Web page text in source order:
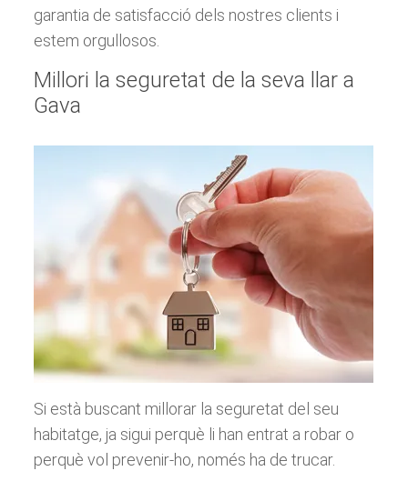
garantia de satisfacció dels nostres clients i
estem orgullosos.
Millori la seguretat de la seva llar a
Gava
Si està buscant millorar la seguretat del seu
habitatge, ja sigui perquè li han entrat a robar o
perquè vol prevenir-ho, només ha de trucar.